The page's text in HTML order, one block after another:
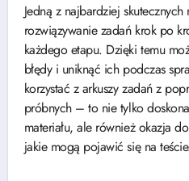
Jedną z najbardziej
rozwiązywanie zadań krok po
każdego etapu. Dzięki temu
błędy i uniknąć ich podczas
korzystać z arkuszy zadań z
próbnych – to nie tylko
materiału, ale również okazja
jakie mogą pojawić się na